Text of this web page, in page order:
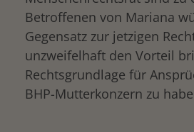
Betroffenen von Mariana
Gegensatz zur jetzigen
unzweifelhaft den Vorteil
Rechtsgrundlage für
BHP-Mutterkonzern zu